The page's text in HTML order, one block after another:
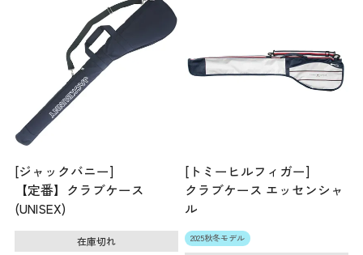
[ジャックバニー]
【定番】クラブケース
(UNISEX)
在庫切れ
[トミーヒルフィガー]
クラブケース エッセンシャ
ル
2025秋冬モデル